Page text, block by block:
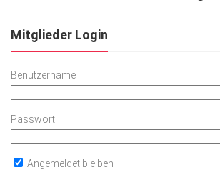
Mitglieder Login
Benutzername
Passwort
Angemeldet bleiben